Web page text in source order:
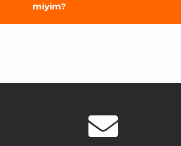
miyim?